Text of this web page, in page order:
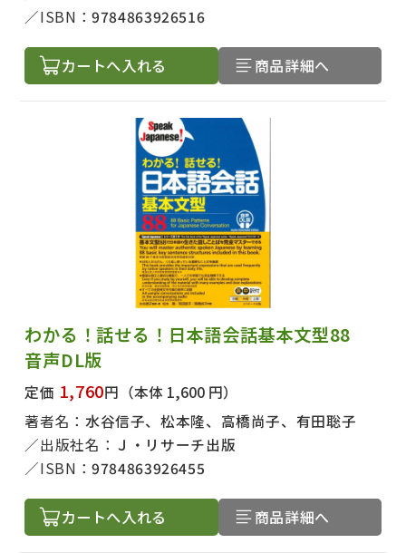
出版社名で絞り込む
著者名で絞り込む
絞り込む
ISBN：9784863926516
カートへ入れる 商品詳細へ
わかる！話せる！日本語会話基本文型88
音声DL版
定価 1,760円 （本体 1,600 円）
著者名： 水谷信子、松本隆、高橋尚子、有田聡子
出版社名： Ｊ・リサーチ出版
ISBN：9784863926455
カートへ入れる 商品詳細へ